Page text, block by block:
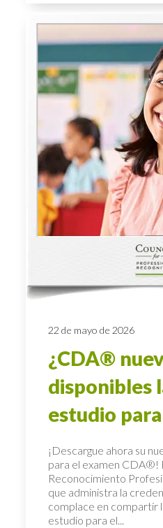
22 de mayo de 2026
¿CDA®
disponibles
estudio
¡Descargue ahora su
para el examen CDA®!
Reconocimiento
que administra la
complace en compartir
estudio para el...